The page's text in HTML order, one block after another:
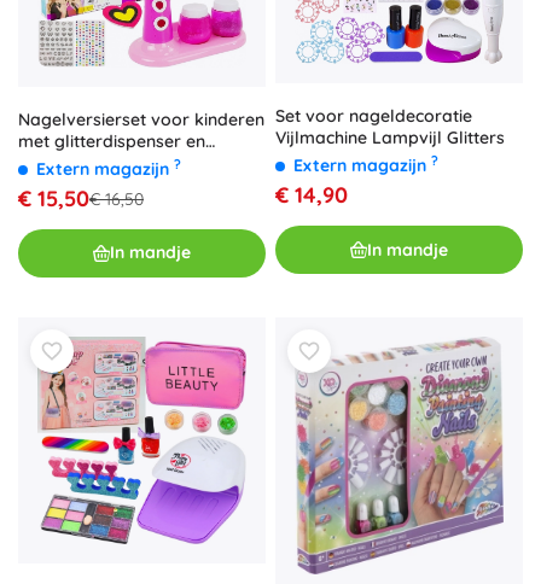
Nagelversierset voor kinderen
met glitterdispenser en
gekleurde stickers
Extern magazijn ?
€ 15,50€ 16,50
In mandje
Set voor nageldecoratie
Vijlmachine Lampvijl Glitters
Extern magazijn ?
€ 14,90
In mandje